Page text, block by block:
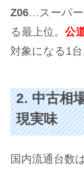
Z06…スーパー
る最上位。 公
対象になる1台
2. 中古相
現実味
国内流通台数